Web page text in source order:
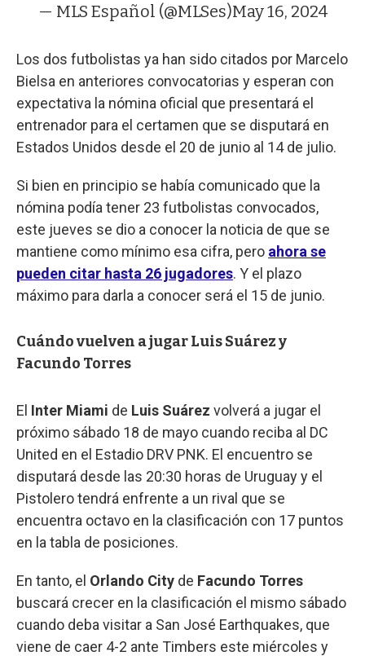
— MLS Español (@MLSes)May 16, 2024
Los dos futbolistas ya han sido citados por Marcelo
Bielsa en anteriores convocatorias y esperan con
expectativa la nómina oficial que presentará el
entrenador para el certamen que se disputará en
Estados Unidos desde el 20 de junio al 14 de julio.
Si bien en principio se había comunicado que la
nómina podía tener 23 futbolistas convocados,
este jueves se dio a conocer la noticia de que se
mantiene como mínimo esa cifra, pero ahora se
pueden citar hasta 26 jugadores. Y el plazo
máximo para darla a conocer será el 15 de junio.
Cuándo vuelven a jugar Luis Suárez y
Facundo Torres
El Inter Miami de Luis Suárez volverá a jugar el
próximo sábado 18 de mayo cuando reciba al DC
United en el Estadio DRV PNK. El encuentro se
disputará desde las 20:30 horas de Uruguay y el
Pistolero tendrá enfrente a un rival que se
encuentra octavo en la clasificación con 17 puntos
en la tabla de posiciones.
En tanto, el Orlando City de Facundo Torres
buscará crecer en la clasificación el mismo sábado
cuando deba visitar a San José Earthquakes, que
viene de caer 4-2 ante Timbers este miércoles y